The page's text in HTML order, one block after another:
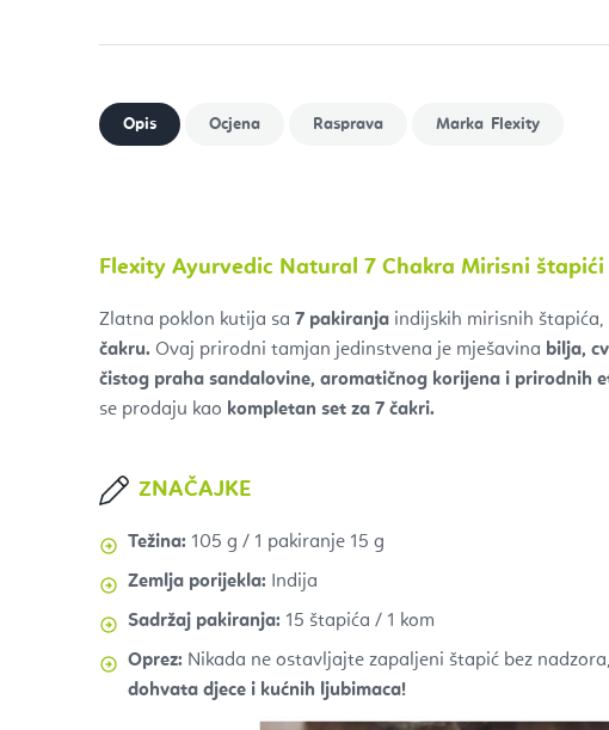
Flexity
Flexity Ayurvedic Natural 7 Chakra Mirisni štapići
Zlatna poklon kutija sa 7 pakiranja indijskih mirisnih štapića,
čakru. Ovaj prirodni tamjan jedinstvena je mješavina bilja,
čistog praha sandalovine, aromatičnog korijena i prirodnih
se prodaju kao kompletan set za 7 čakri.
ZNAČAJKE
Težina: 105 g / 1 pakiranje 15 g
Zemlja porijekla: Indija
Sadržaj pakiranja: 15 štapića / 1 kom
Oprez: Nikada ne ostavljajte zapaljeni štapić bez
dohvata djece i kućnih ljubimaca!